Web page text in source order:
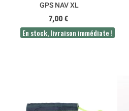
GPS NAV XL
7,00 €
En stock, livraison immédiate !